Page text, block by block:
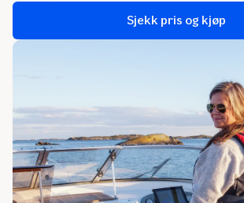
Sjekk pris og kjøp